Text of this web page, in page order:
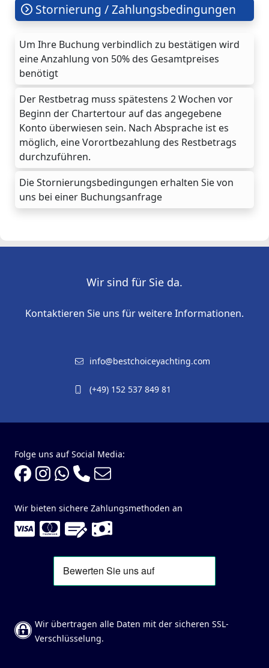
Stornierung / Zahlungsbedingungen
Um Ihre Buchung verbindlich zu bestätigen wird
eine Anzahlung von 50% des Gesamtpreises
benötigt
Der Restbetrag muss spätestens 2 Wochen vor
Beginn der Chartertour auf das angegebene
Konto überwiesen sein. Nach Absprache ist es
möglich, eine Vorortbezahlung des Restbetrags
durchzuführen.
Die Stornierungsbedingungen erhalten Sie von
uns bei einer Buchungsanfrage
Wir sind für Sie da.
Kontaktieren Sie uns für weitere Informationen.
info@bestchoiceyachting.com
(+49) 152 537 849 81
Folge uns auf Social Media:
Wir bieten sichere Zahlungsmethoden an
Wir übertragen alle Daten mit der sicheren SSL-
Verschlüsselung.